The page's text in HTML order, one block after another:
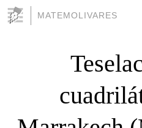
MATEMOLIVARES